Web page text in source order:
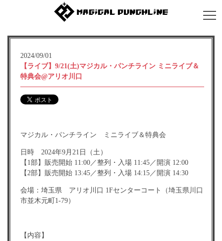
2024/09/01
【ライブ】9/21(土)マジカル・パンチライン ミニライブ＆
特典会@アリオ川口
マジカル・パンチライン ミニライブ＆特典会
日時 2024年9月21日（土）
【1部】販売開始 11:00／整列・入場 11:45／開演 12:00
【2部】販売開始 13:45／整列・入場 14:15／開演 14:30
会場：埼玉県 アリオ川口 1Fセンターコート（埼玉県川口
市並木元町1-79）
【内容】